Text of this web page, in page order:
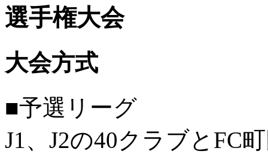
選手権大会
大会方式
■予選リーグ
J1、J2の40クラブとFC